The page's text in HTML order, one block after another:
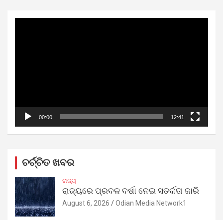
00:00 12:41
ଚର୍ଚ୍ଚିତ ଖବର
ରାଜ୍ୟ
ରାଜ୍ୟରେ ପ୍ରବଳ ବର୍ଷା ନେଇ ସତର୍କତା ଜାରି
August 6, 2026 Odian Media Network1